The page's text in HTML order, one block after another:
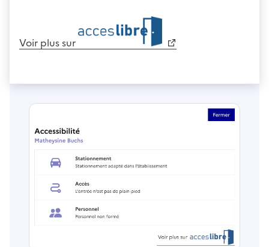
Voir plus sur